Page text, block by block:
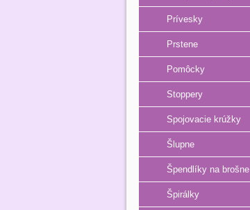
Prívesky
Prstene
Pomôcky
Stoppery
Spojovacie krúžky
Šlupne
Špendlíky na brošne
Špirálky